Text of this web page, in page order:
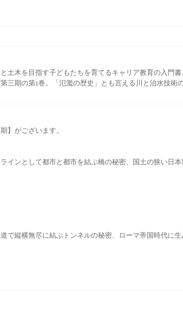
土木を目指す子どもたちを育てるキャリア教育の入門
期の第1巻。「氾濫の歴史」とも言える川と治水技術
】がございます。
インとして都市と都市を結ぶ橋の秘密、国土の狭い日
で縦横無尽に結ぶトンネルの秘密、ローマ帝国時代に